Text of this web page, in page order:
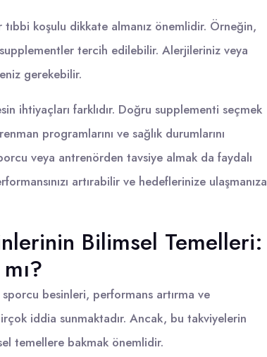
koşulu dikkate almanız önemlidir. Örneğin,
tercih edilebilir. Alerjileriniz veya
gerekebilir.
ihtiyaçları farklıdır. Doğru supplementi seçmek
programlarını ve sağlık durumlarını
veya antrenörden tavsiye almak da faydalı
artırabilir ve hedeflerinize ulaşmanıza
Bilimsel Temelleri:
besinleri, performans artırma ve
iddia sunmaktadır. Ancak, bu takviyelerin
temellere bakmak önemlidir.